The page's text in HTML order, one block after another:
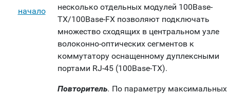
начало
несколько отдельных модулей 100Base-
TX/100Base-FX позволяют подключать
множество сходящих в центральном узле
волоконно-оптических сегментов к
коммутатору оснащенному дуплексными
портами RJ-45 (100Base-TX).
Повторитель. По параметру максимальных